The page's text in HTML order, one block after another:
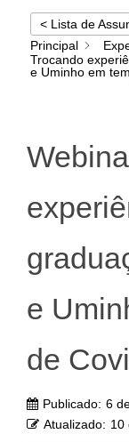
< Lista de
Principal
Trocando
e Uminho em
e
de
Publicado: 6
Atualizado: 10